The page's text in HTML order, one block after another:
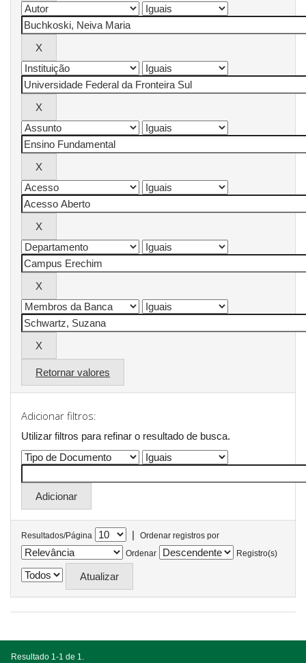
Retornar valores
Adicionar filtros:
Utilizar filtros para refinar o resultado de busca.
Resultados/Página |
Ordenar registros por
Ordenar
Registro(s)
Resultado 1-1 de 1.